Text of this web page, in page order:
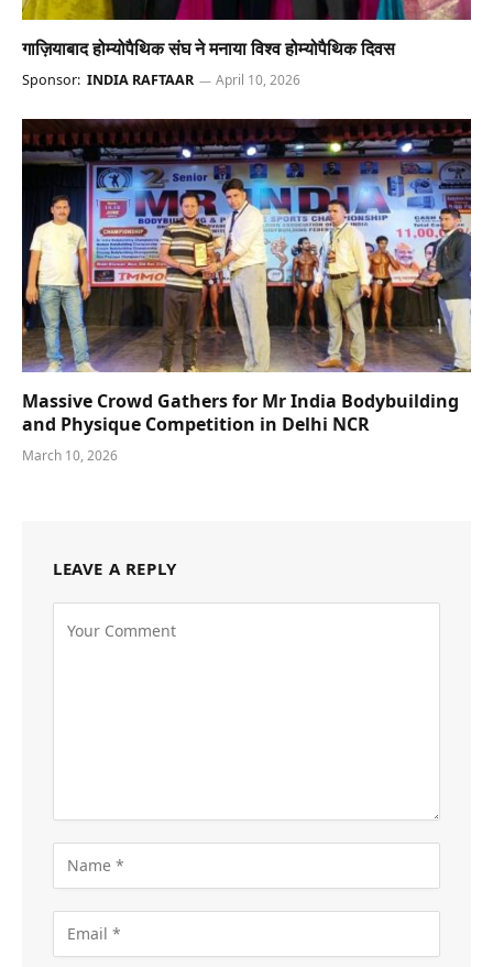
गाज़ियाबाद होम्योपैथिक संघ ने मनाया विश्व होम्योपैथिक दिवस
Sponsor: INDIA RAFTAAR April 10, 2026
Massive Crowd Gathers for Mr India Bodybuilding
and Physique Competition in Delhi NCR
March 10, 2026
LEAVE A REPLY